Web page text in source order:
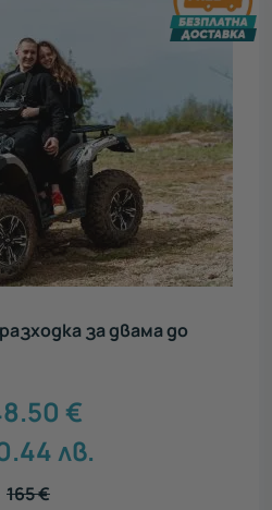
за двама до
€
лв.
165€